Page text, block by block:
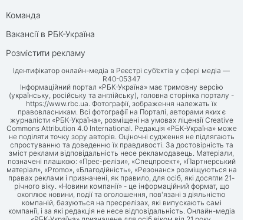
Команда
Вакансії в РБК-Україна
Розмістити рекламу
Ідентифікатор онлайн-медіа в Реєстрі суб’єктів у сфері медіа —
R40-05347
Інформаційний портал «РБК-Україна» має тримовну версію
(українську, російську та англійську), головна сторінка порталу -
https://www.rbc.ua. Фотографії, зображення належать їх
правовласникам. Всі фотографії на Порталі, авторами яких є
журналісти «РБК-Україна», розміщені на умовах ліцензії Creative
Commons Attribution 4.0 International. Редакція «РБК-Україна» може
не поділяти точку зору авторів. Оціночні судження не підлягають
спростуванню та доведенню їх правдивості. За достовірність та
зміст реклами відповідальність несе рекламодавець. Матеріали,
позначені плашкою: «Прес-релізи», «Спецпроект», «Партнерський
матеріал», «Promo», «Благодійність», «Резонанс» розміщуються на
правах реклами і призначені, як правило, для осіб, які досягли 21-
річного віку. «Новини компанії» - це інформаційний формат, що
охоплює новини, події та оголошення, пов'язані з діяльністю
компаній, базуються на пресрелізах, які випускають самі
компанії, і за які редакція не несе відповідальність. Онлайн-медіа